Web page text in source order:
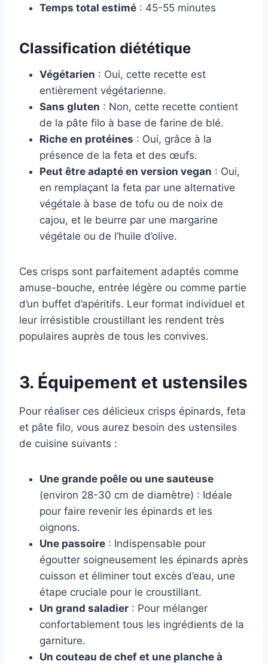
Temps total estimé : 45-55 minutes
Classification diététique
Végétarien : Oui, cette recette est
entièrement végétarienne.
Sans gluten : Non, cette recette contient
de la pâte filo à base de farine de blé.
Riche en protéines : Oui, grâce à la
présence de la feta et des œufs.
Peut être adapté en version vegan : Oui,
en remplaçant la feta par une alternative
végétale à base de tofu ou de noix de
cajou, et le beurre par une margarine
végétale ou de l’huile d’olive.
Ces crisps sont parfaitement adaptés comme
amuse-bouche, entrée légère ou comme partie
d’un buffet d’apéritifs. Leur format individuel et
leur irrésistible croustillant les rendent très
populaires auprès de tous les convives.
3. Équipement et ustensiles
Pour réaliser ces délicieux crisps épinards, feta
et pâte filo, vous aurez besoin des ustensiles
de cuisine suivants :
Une grande poêle ou une sauteuse
(environ 28-30 cm de diamètre) : Idéale
pour faire revenir les épinards et les
oignons.
Une passoire : Indispensable pour
égoutter soigneusement les épinards après
cuisson et éliminer tout excès d’eau, une
étape cruciale pour le croustillant.
Un grand saladier : Pour mélanger
confortablement tous les ingrédients de la
garniture.
Un couteau de chef et une planche à